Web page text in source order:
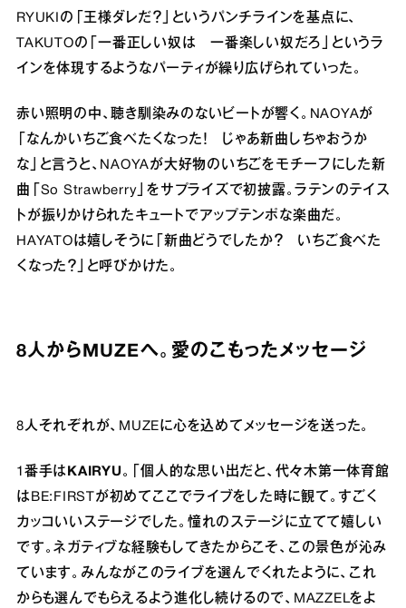
RYUKIの「王様ダレだ？」というパンチラインを基点に、
TAKUTOの「一番正しい奴は 一番楽しい奴だろ」というラ
インを体現するようなパーティが繰り広げられていった。
赤い照明の中、聴き馴染みのないビートが響く。NAOYAが
「なんかいちご食べたくなった！ じゃあ新曲しちゃおうか
な」と言うと、NAOYAが大好物のいちごをモチーフにした新
曲「So Strawberry」をサプライズで初披露。ラテンのテイス
トが振りかけられたキュートでアップテンポな楽曲だ。
HAYATOは嬉しそうに「新曲どうでしたか？ いちご食べた
くなった？」と呼びかけた。
8人からMUZEへ。愛のこもったメッセージ
8人それぞれが、MUZEに心を込めてメッセージを送った。
1番手は KAIRYU。「個人的な思い出だと、代々木第一体育館
はBE:FIRSTが初めてここでライブをした時に観て。すごく
カッコいいステージでした。憧れのステージに立てて嬉しい
です。ネガティブな経験もしてきたからこそ、この景色が沁み
ています。みんながこのライブを選んでくれたように、これ
からも選んでもらえるよう進化し続けるので、MAZZELをよ